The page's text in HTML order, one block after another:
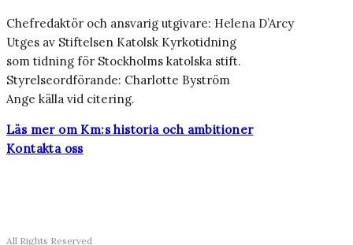
Chefredaktör och ansvarig utgivare: Helena D’Arcy
Utges av Stiftelsen Katolsk Kyrkotidning
som tidning för Stockholms katolska stift.
Styrelseordförande: Charlotte Byström
Ange källa vid citering.
Läs mer om Km:s historia och ambitioner
Kontakta oss
All Rights Reserved